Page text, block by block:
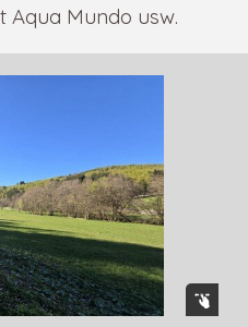
Aqua Mundo usw.